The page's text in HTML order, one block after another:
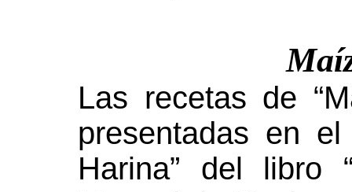
Las recetas de
presentadas en
Harina” del libro